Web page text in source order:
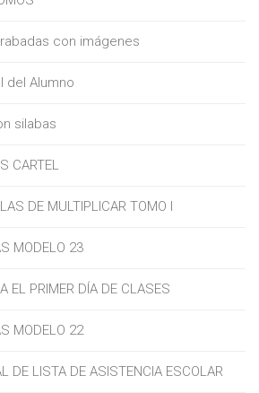
con imágenes
del Alumno
silabas
CARTEL
DE MULTIPLICAR TOMO I
MODELO 23
EL PRIMER DÍA DE CLASES
MODELO 22
DE LISTA DE ASISTENCIA ESCOLAR